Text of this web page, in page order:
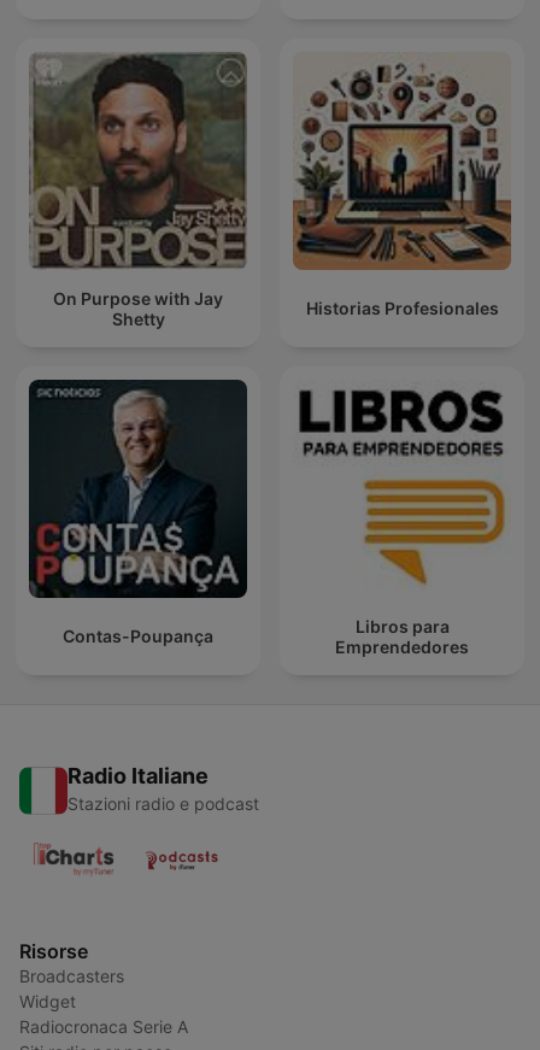
On Purpose with Jay
Shetty
Historias Profesionales
Contas-Poupança
Libros para
Emprendedores
Radio Italiane
Stazioni radio e podcast
Risorse
Broadcasters
Widget
Radiocronaca Serie A